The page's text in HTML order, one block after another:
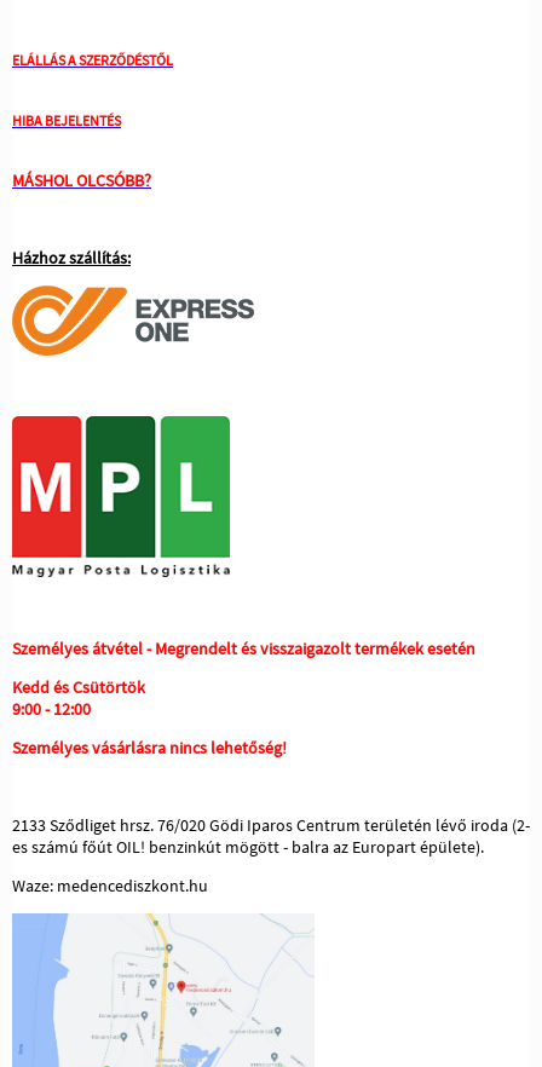
ELÁLLÁS A SZERZŐDÉSTŐL
HIBA BEJELENTÉS
MÁSHOL OLCSÓBB?
Házhoz szállítás:
Személyes átvétel - Megrendelt és visszaigazolt termékek esetén
Kedd és Csütörtök
9:00 - 12:00
Személyes vásárlásra nincs lehetőség!
2133 Sződliget hrsz. 76/020 Gödi Iparos Centrum területén lévő iroda (2-
es számú főút OIL! benzinkút mögött - balra az Europart épülete).
Waze: medencediszkont.hu